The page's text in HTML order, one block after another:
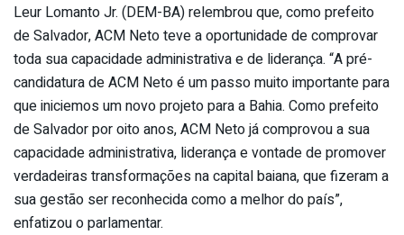
Leur Lomanto Jr. (DEM-BA) relembrou que, como prefeito
de Salvador, ACM Neto teve a oportunidade de comprovar
toda sua capacidade administrativa e de liderança. “A pré-
candidatura de ACM Neto é um passo muito importante para
que iniciemos um novo projeto para a Bahia. Como prefeito
de Salvador por oito anos, ACM Neto já comprovou a sua
capacidade administrativa, liderança e vontade de promover
verdadeiras transformações na capital baiana, que fizeram a
sua gestão ser reconhecida como a melhor do país”,
enfatizou o parlamentar.